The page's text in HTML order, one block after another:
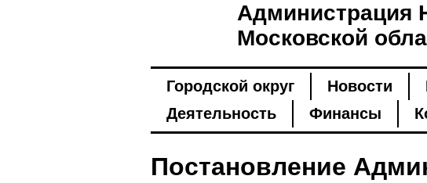
Администрация
Московской
Городской округ Новости
Деятельность
Финансы
Постановление